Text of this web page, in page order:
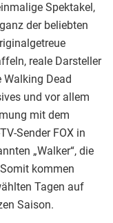
Spektakel,
der beliebten
reale Darsteller
Walking Dead
und vor allem
mit dem
Sender FOX in
„Walker“, die
kommen
Tagen auf
Saison.